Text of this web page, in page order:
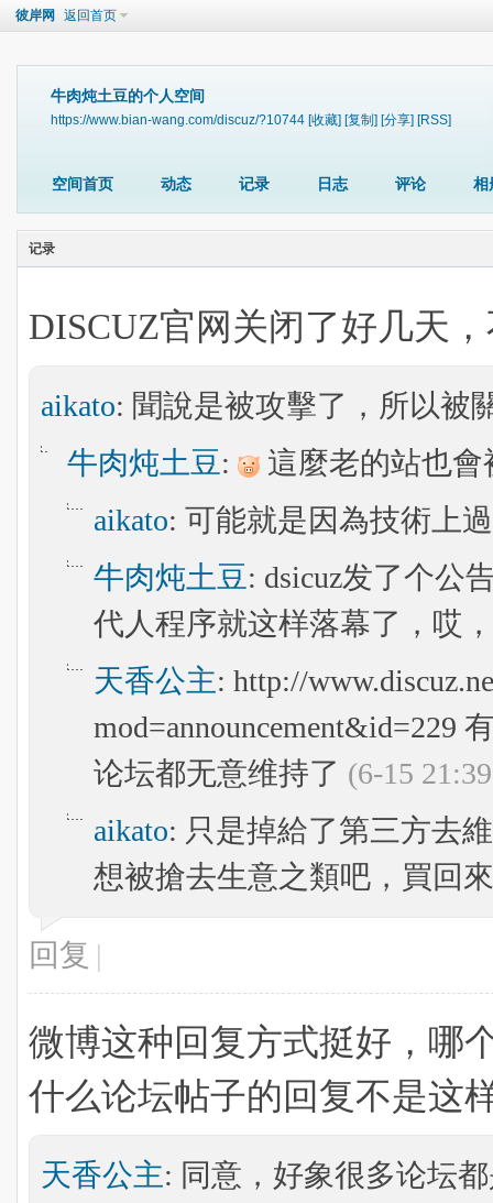
彼岸网 返回首页
牛肉炖土豆的个人空间
https://www.bian-wang.com/discuz/?10744 [收藏] [复制] [分享] [RSS]
空间首页 动态 记录 日志 评论 相
记录
DISCUZ官网关闭了好几天
aikato: 聞說是被攻擊了，所以被
牛肉炖土豆:
這麼老的站也
aikato: 可能就是因為技術上
牛肉炖土豆: dsicuz发了个公
代人程序就这样落幕了，哎
天香公主: http://
mod=announcement&id=229
论坛都无意维持了 (6-15
aikato: 只是掉給了第三方去
想被搶去生意之類吧，買回
回复 |
微博这种回复方式挺好，哪
什么论坛帖子的回复不是这
天香公主: 同意，好象很多论坛